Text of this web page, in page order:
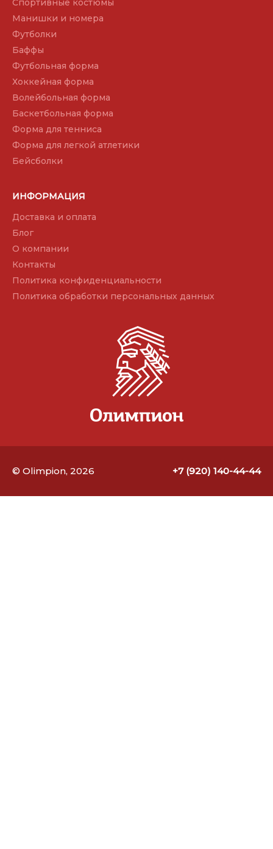
Спортивные костюмы
Манишки и номера
Футболки
Баффы
Футбольная форма
Хоккейная форма
Волейбольная форма
Баскетбольная форма
Форма для тенниса
Форма для легкой атлетики
Бейсболки
ИНФОРМАЦИЯ
Доставка и оплата
Блог
О компании
Контакты
Политика конфиденциальности
Политика обработки персональных данных
© Olimpion, 2026 +7 (920) 140-44-44